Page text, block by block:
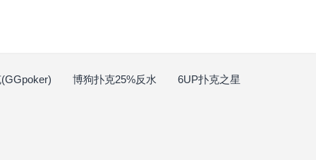
博狗扑克25%反水 6UP扑克之星